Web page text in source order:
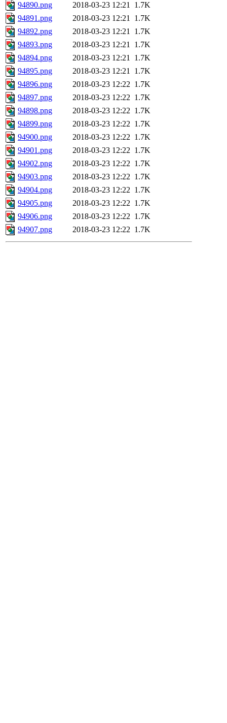
94890.png
2018-03-23 12:21 1.7K
94891.png
2018-03-23 12:21 1.7K
94892.png
2018-03-23 12:21 1.7K
94893.png
2018-03-23 12:21 1.7K
94894.png
2018-03-23 12:21 1.7K
94895.png
2018-03-23 12:21 1.7K
94896.png
2018-03-23 12:22 1.7K
94897.png
2018-03-23 12:22 1.7K
94898.png
2018-03-23 12:22 1.7K
94899.png
2018-03-23 12:22 1.7K
94900.png
2018-03-23 12:22 1.7K
94901.png
2018-03-23 12:22 1.7K
94902.png
2018-03-23 12:22 1.7K
94903.png
2018-03-23 12:22 1.7K
94904.png
2018-03-23 12:22 1.7K
94905.png
2018-03-23 12:22 1.7K
94906.png
2018-03-23 12:22 1.7K
94907.png
2018-03-23 12:22 1.7K